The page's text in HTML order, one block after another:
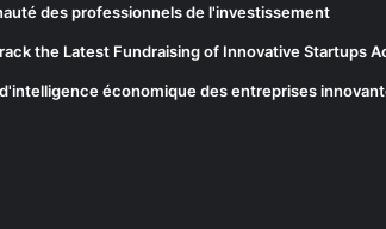
des professionnels de l'investissement
the Latest Fundraising of Innovative Startups
d'intelligence économique des entreprises